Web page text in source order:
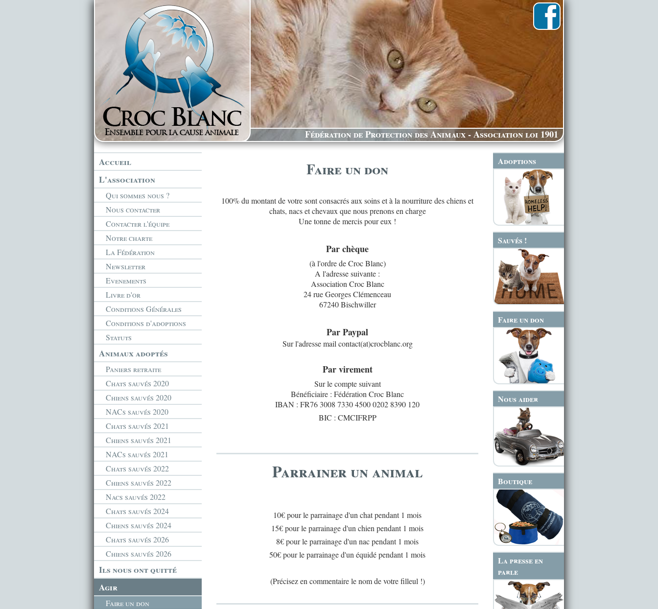
Fédération de Protection des Animaux - Association loi 1901
Accueil
L'association
Qui sommes nous ?
Nous contacter
Contacter l'équipe
Notre charte
La Fédération
Newsletter
Evenements
Livre d'or
Conditions Générales
Conditions d'adoptions
Statuts
Animaux adoptés
Paniers retraite
Chats sauvés 2020
Chiens sauvés 2020
NACs sauvés 2020
Chats sauvés 2021
Chiens sauvés 2021
NACs sauvés 2021
Chats sauvés 2022
Chiens sauvés 2022
Nacs sauvés 2022
Chats sauvés 2024
Chiens sauvés 2024
Chats sauvés 2026
Chiens sauvés 2026
Ils nous ont quitté
Agir
Faire un don
Adoptions
Sauvés !
Faire un don
Nous aider
Boutique
La presse en
parle
Faire un don
100% du montant de votre sont consacrés aux soins et à la nourriture des chiens et
chats, nacs et chevaux que nous prenons en charge
Une tonne de mercis pour eux !
Par chèque
(à l'ordre de Croc Blanc)
A l'adresse suivante :
Association Croc Blanc
24 rue Georges Clémenceau
67240 Bischwiller
Par Paypal
Sur l'adresse mail contact(at)crocblanc.org
Par virement
Sur le compte suivant
Bénéficiaire : Fédération Croc Blanc
IBAN : FR76 3008 7330 4500 0202 8390 120
BIC : CMCIFRPP
Parrainer un animal
10€pour le parrainage d'un chat pendant 1 mois
15€pour le parrainage d'un chien pendant 1 mois
8€ pour le parrainage d'un nacpendant 1 mois
50€ pour le parrainage d'un équidépendant 1 mois
(Précisez en commentaire le nom de votre filleul !)